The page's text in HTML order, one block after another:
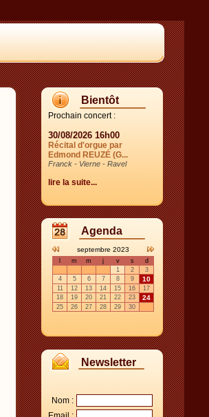
Bientôt
Prochain concert :
30/08/2026 16h00
Récital d'orgue par
Edmond REUZÉ (G...
Franck - Vierne - Ravel
lire la suite...
Agenda
septembre 2023
m m j v s
d
1
2
3
4
5 6 7 8 9 10
11 12 13 14 15 16
17
18
19 20 21 22 23 24
25 26 27 28 29 30
Newsletter
Nom :